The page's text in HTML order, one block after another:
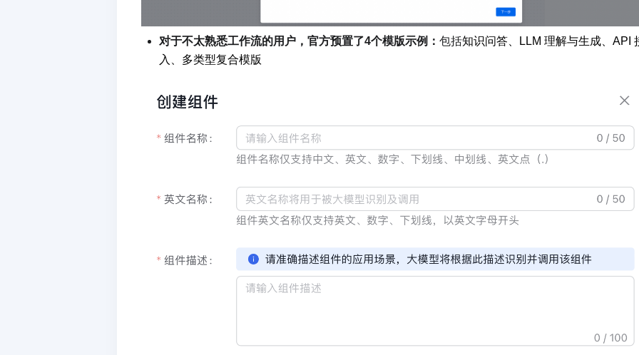
对于不太熟悉工作流的用户，官方预置了4个模版示例： 包括知识问答、LLM 理解与生成、API
入、多类型复合模版